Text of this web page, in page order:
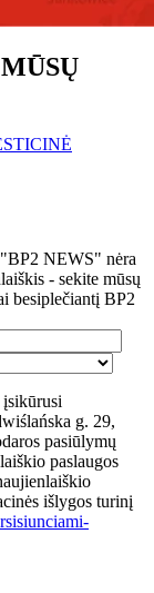
"BP2 NEWS" nėra
- sekite mūsų
besiplečiantį BP2
g. 29,
pasiūlymų
paslaugos
išlygos turinį